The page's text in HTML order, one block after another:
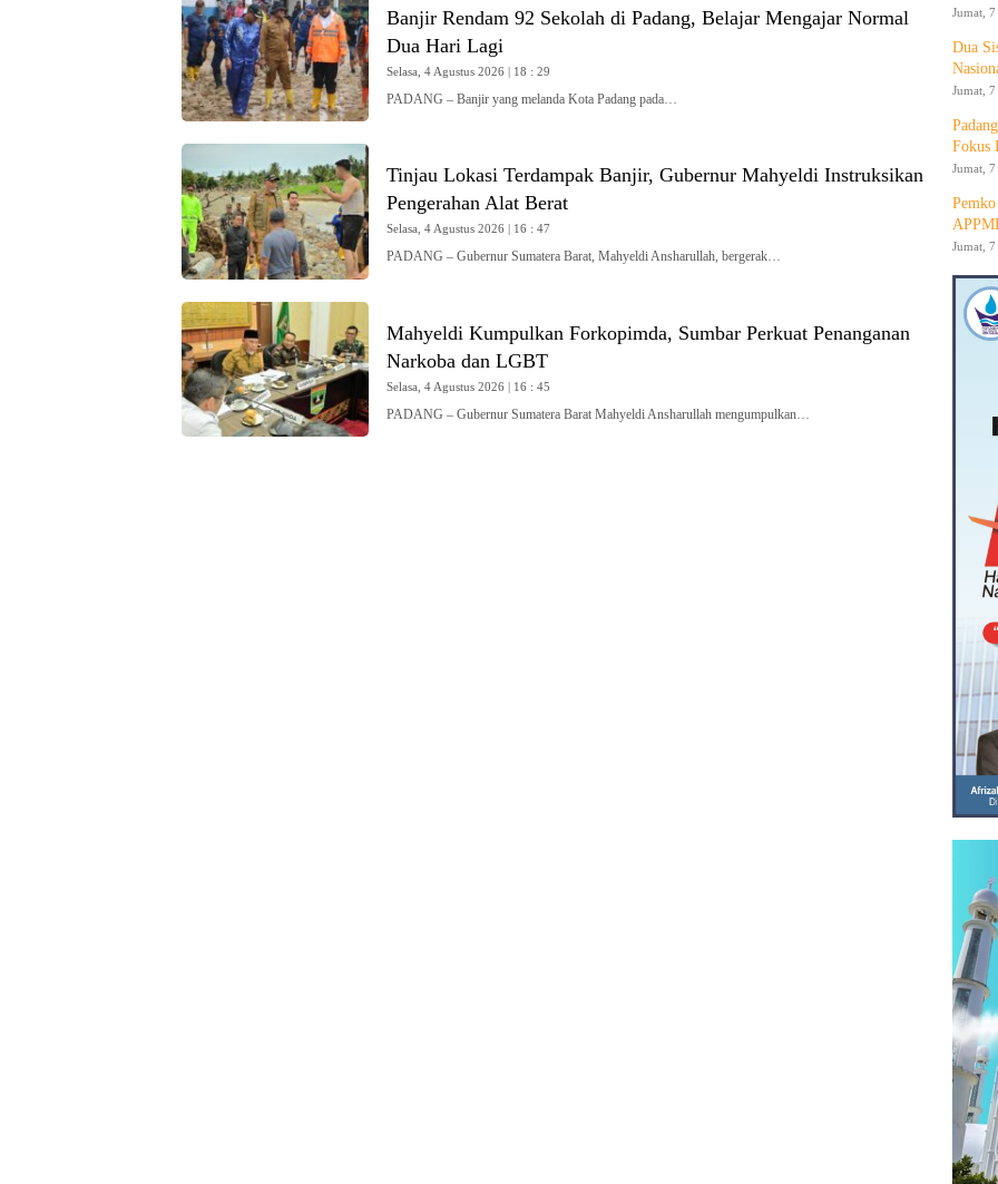
Banjir Rendam 92 Sekolah di Padang, Belajar Mengajar Normal
Dua Hari Lagi
Selasa, 4 Agustus 2026 | 18 : 29
PADANG – Banjir yang melanda Kota Padang pada…
Tinjau Lokasi Terdampak Banjir, Gubernur Mahyeldi Instruksikan
Pengerahan Alat Berat
Selasa, 4 Agustus 2026 | 16 : 47
PADANG – Gubernur Sumatera Barat, Mahyeldi Ansharullah, bergerak…
Mahyeldi Kumpulkan Forkopimda, Sumbar Perkuat Penanganan
Narkoba dan LGBT
Selasa, 4 Agustus 2026 | 16 : 45
PADANG – Gubernur Sumatera Barat Mahyeldi Ansharullah mengumpulkan…
Jumat,
Dua
Jumat,
Fokus
Jumat,
Jumat,